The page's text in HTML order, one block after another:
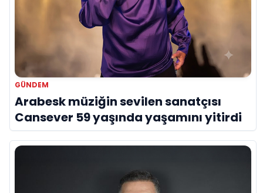
GÜNDEM
Arabesk müziğin sevilen sanatçısı
Cansever 59 yaşında yaşamını yitirdi